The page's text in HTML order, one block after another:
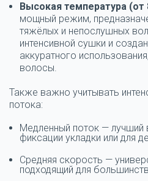
Высокая температура (от
мощный режим,
тяжёлых и непослушных
интенсивной сушки и
аккуратного
волосы.
Также важно учитывать
потока:
Медленный поток — лучший
фиксации укладки или для
Средняя скорость —
подходящий для